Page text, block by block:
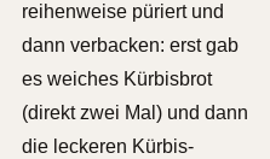
reihenweise püriert und
dann verbacken: erst gab
es weiches Kürbisbrot
(direkt zwei Mal) und dann
die leckeren Kürbis-